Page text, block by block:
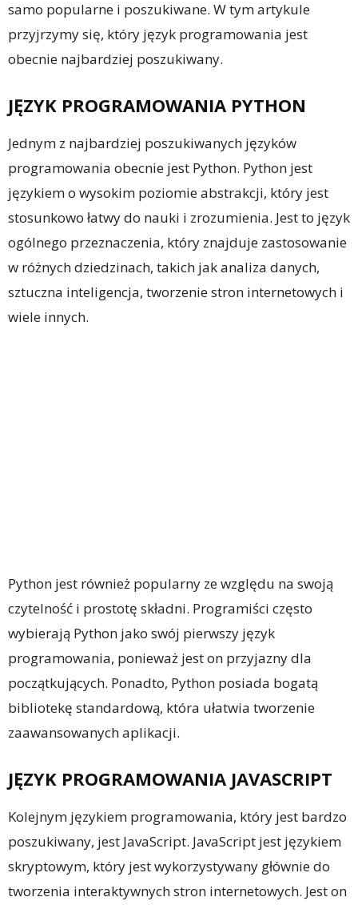
samo popularne i poszukiwane. W tym artykule
przyjrzymy się, który język programowania jest
obecnie najbardziej poszukiwany.
JĘZYK PROGRAMOWANIA PYTHON
Jednym z najbardziej poszukiwanych języków
programowania obecnie jest Python. Python jest
językiem o wysokim poziomie abstrakcji, który jest
stosunkowo łatwy do nauki i zrozumienia. Jest to język
ogólnego przeznaczenia, który znajduje zastosowanie
w różnych dziedzinach, takich jak analiza danych,
sztuczna inteligencja, tworzenie stron internetowych i
wiele innych.
Python jest również popularny ze względu na swoją
czytelność i prostotę składni. Programiści często
wybierają Python jako swój pierwszy język
programowania, ponieważ jest on przyjazny dla
początkujących. Ponadto, Python posiada bogatą
bibliotekę standardową, która ułatwia tworzenie
zaawansowanych aplikacji.
JĘZYK PROGRAMOWANIA JAVASCRIPT
Kolejnym językiem programowania, który jest bardzo
poszukiwany, jest JavaScript. JavaScript jest językiem
skryptowym, który jest wykorzystywany głównie do
tworzenia interaktywnych stron internetowych. Jest on